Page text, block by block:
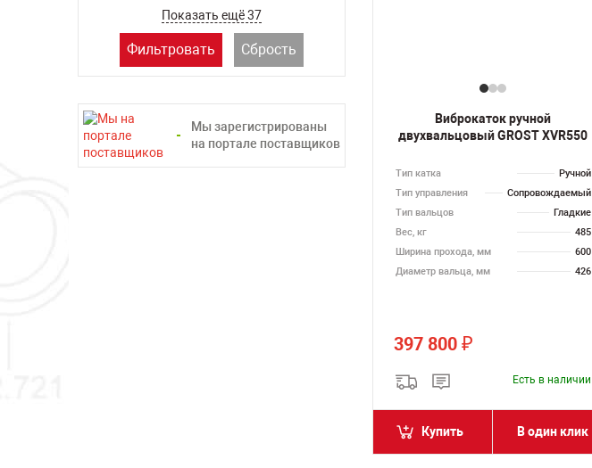
Показать ещё 37
Фильтровать Сбрость
Мы зарегистрированы
на портале поставщиков
Виброкаток ручной
двухвальцовый GROST XVR550
Тип катка
Ручной
Тип управления
Сопровождаемый
Тип вальцов
Гладкие
Вес, кг
485
Ширина прохода, мм
600
Диаметр вальца, мм
426
397 800 ₽
Есть в наличии
Купить В один клик